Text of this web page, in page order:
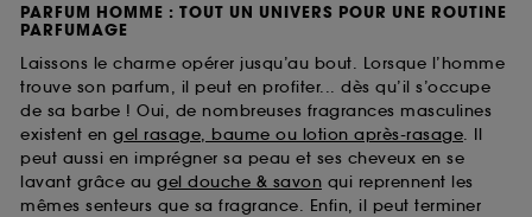
PARFUM HOMME : TOUT UN UNIVERS POUR UNE ROUTINE
PARFUMAGE
Laissons le charme opérer jusqu’au bout. Lorsque l’homme
trouve son parfum, il peut en profiter... dès qu’il s’occupe
de sa barbe ! Oui, de nombreuses fragrances masculines
existent en gel rasage, baume ou lotion après-rasage. Il
peut aussi en imprégner sa peau et ses cheveux en se
lavant grâce au gel douche & savon qui reprennent les
mêmes senteurs que sa fragrance. Enfin, il peut terminer